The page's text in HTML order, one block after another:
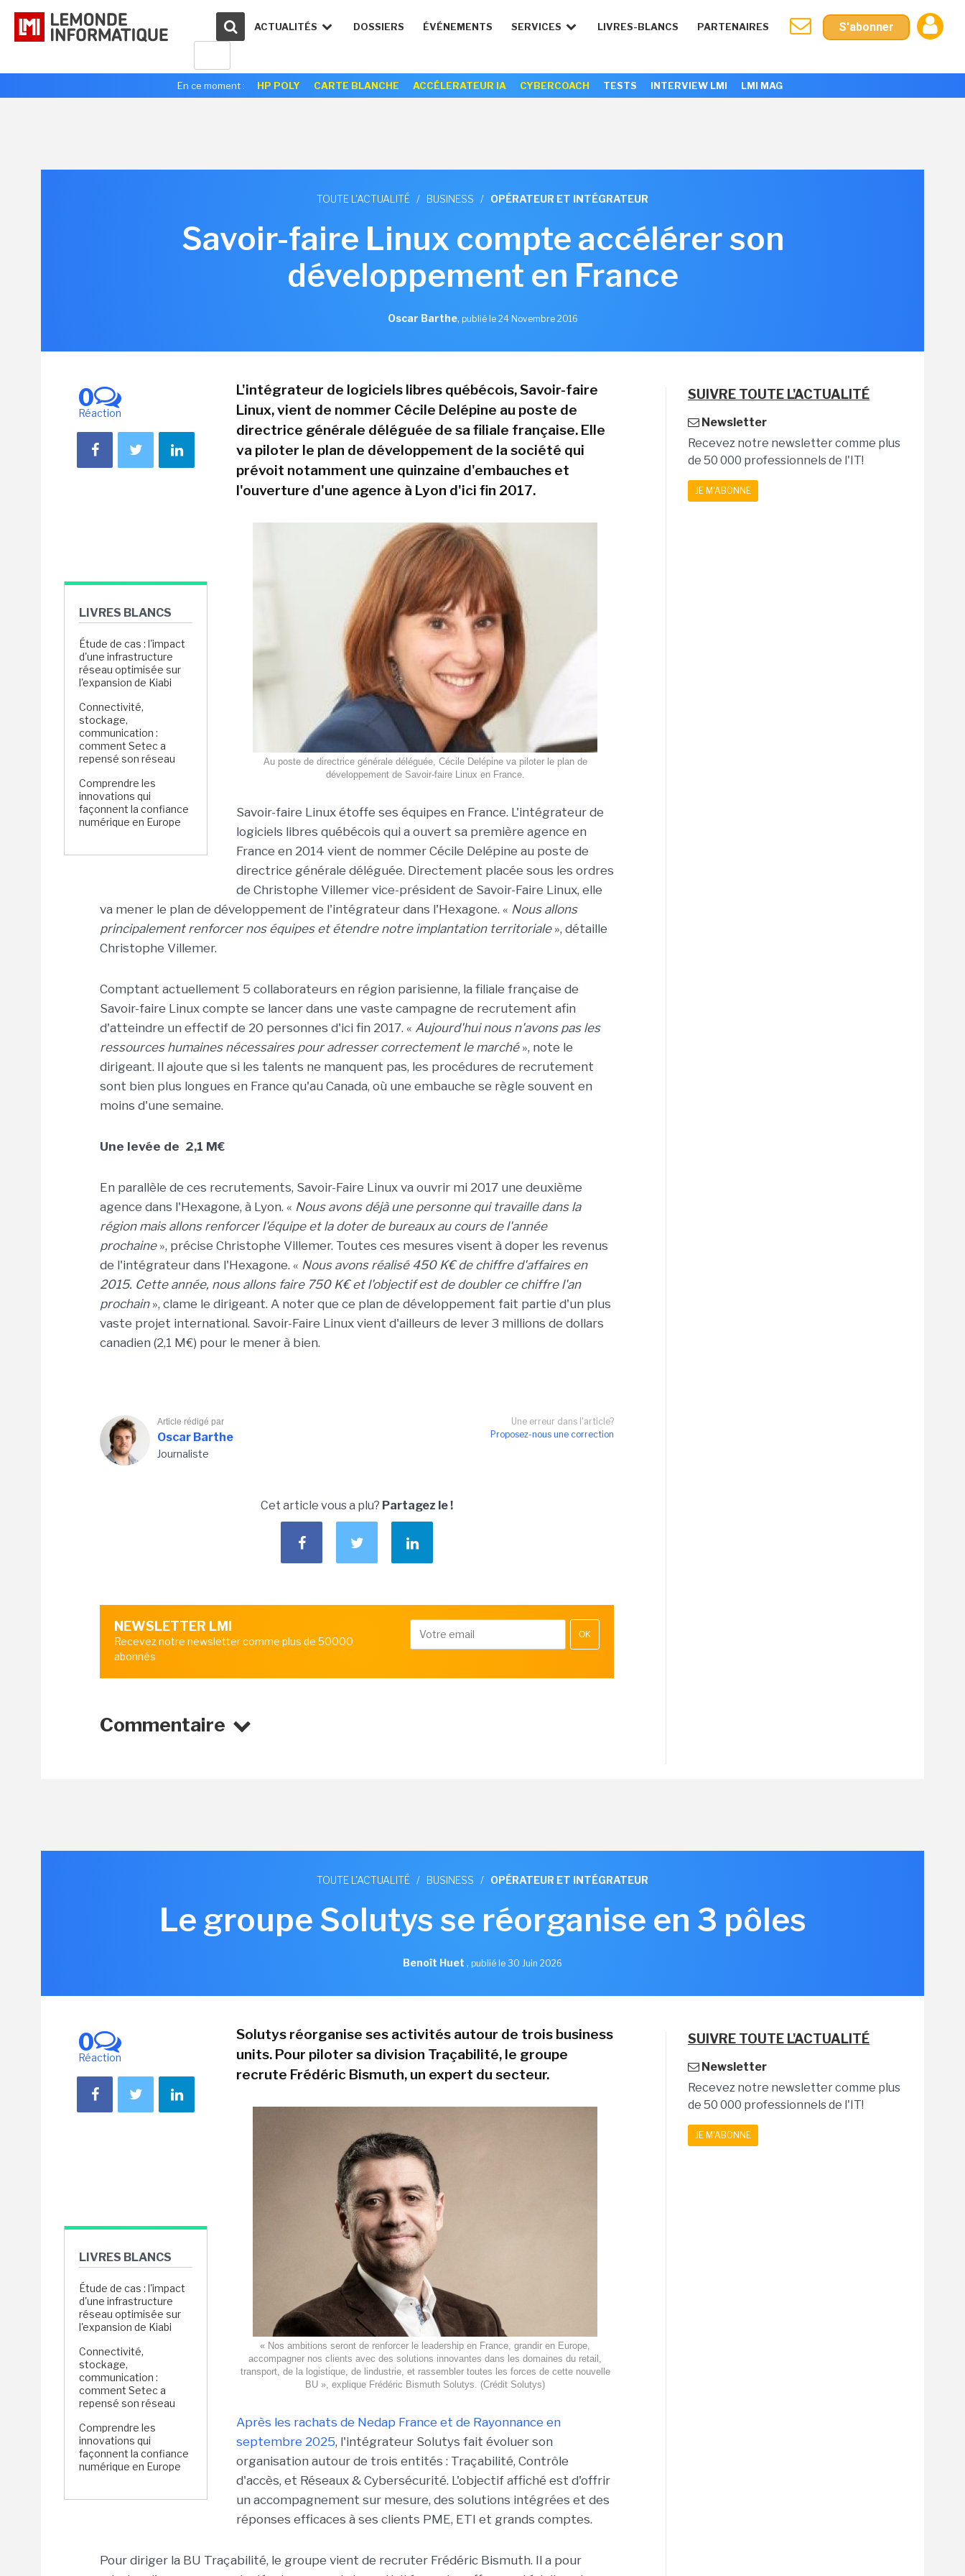
ACTUALITÉS DOSSIERS ÉVÉNEMENTS SERVICES LIVRES-BLANCS PARTENAIRES S'abonner
En ce moment : HP POLY CARTE BLANCHE ACCÉLERATEUR IA CYBERCOACH TESTS INTERVIEW LMI LMI MAG
TOUTE L'ACTUALITÉ / BUSINESS / OPÉRATEUR ET INTÉGRATEUR
Savoir-faire Linux compte accélérer son
développement en France
Oscar Barthe, publié le 24 Novembre 2016
0
Réaction
LIVRES BLANCS
Étude de cas : l'impact
d'une infrastructure
réseau optimisée sur
l'expansion de Kiabi
Connectivité,
stockage,
communication :
comment Setec a
repensé son réseau
Comprendre les
innovations qui
façonnent la confiance
numérique en Europe
L'intégrateur de logiciels libres québécois, Savoir-faire
Linux, vient de nommer Cécile Delépine au poste de
directrice générale déléguée de sa filiale française. Elle
va piloter le plan de développement de la société qui
prévoit notamment une quinzaine d'embauches et
l'ouverture d'une agence à Lyon d'ici fin 2017.
Au poste de directrice générale déléguée, Cécile Delépine va piloter le plan de
développement de Savoir-faire Linux en France.
Savoir-faire Linux étoffe ses équipes en France. L'intégrateur de
logiciels libres québécois qui a ouvert sa première agence en
France en 2014 vient de nommer Cécile Delépine au poste de
directrice générale déléguée. Directement placée sous les ordres
de Christophe Villemer vice-président de Savoir-Faire Linux, elle
va mener le plan de développement de l'intégrateur dans l'Hexagone. « Nous allons
principalement renforcer nos équipes et étendre notre implantation territoriale», détaille
Christophe Villemer.
Comptant actuellement 5 collaborateurs en région parisienne, la filiale française de
Savoir-faire Linux compte se lancer dans une vaste campagne de recrutement afin
d'atteindre un effectif de 20 personnes d'ici fin 2017. « Aujourd'hui nous n'avons pas les
ressources humaines nécessaires pour adresser correctement le marché», note le
dirigeant. Il ajoute que si les talents ne manquent pas, les procédures de recrutement
sont bien plus longues en France qu'au Canada, où une embauche se règle souvent en
moins d'une semaine.
Une levée de 2,1 M€
En parallèle de ces recrutements, Savoir-Faire Linux va ouvrir mi 2017 une deuxième
agence dans l'Hexagone, à Lyon. « Nous avons déjà une personne qui travaille dans la
région mais allons renforcer l'équipe et la doter de bureaux au cours de l'année
prochaine», précise Christophe Villemer. Toutes ces mesures visent à doper les revenus
de l'intégrateur dans l'Hexagone. « Nous avons réalisé 450 K€ de chiffre d'affaires en
2015. Cette année, nous allons faire 750 K€ et l'objectif est de doubler ce chiffre l'an
prochain», clame le dirigeant. A noter que ce plan de développement fait partie d'un plus
vaste projet international. Savoir-Faire Linux vient d'ailleurs de lever 3 millions de dollars
canadien (2,1 M€) pour le mener à bien.
Une erreur dans l'article?
Proposez-nous une correction
Article rédigé par
Oscar Barthe
Journaliste
Cet article vous a plu? Partagez le !
NEWSLETTER LMI
Recevez notre newsletter comme plus de 50000
abonnés
OK
Commentaire
SUIVRE TOUTE L'ACTUALITÉ
Newsletter
Recevez notre newsletter comme plus
de 50 000 professionnels de l'IT!
JE M'ABONNE
TOUTE L'ACTUALITÉ / BUSINESS / OPÉRATEUR ET INTÉGRATEUR
Le groupe Solutys se réorganise en 3 pôles
Benoît Huet , publié le 30 Juin 2026
0
Réaction
LIVRES BLANCS
Étude de cas : l'impact
d'une infrastructure
réseau optimisée sur
l'expansion de Kiabi
Connectivité,
stockage,
communication :
comment Setec a
repensé son réseau
Comprendre les
innovations qui
façonnent la confiance
numérique en Europe
Solutys réorganise ses activités autour de trois business
units. Pour piloter sa division Traçabilité, le groupe
recrute Frédéric Bismuth, un expert du secteur.
« Nos ambitions seront de renforcer le leadership en France, grandir en Europe,
accompagner nos clients avec des solutions innovantes dans les domaines du retail,
transport, de la logistique, de lindustrie, et rassembler toutes les forces de cette nouvelle
BU », explique Frédéric Bismuth Solutys. (Crédit Solutys)
Après les rachats de Nedap France et de Rayonnance en
septembre 2025, l'intégrateur Solutys fait évoluer son
organisation autour de trois entités : Traçabilité, Contrôle
d'accès, et Réseaux & Cybersécurité. L'objectif affiché est d'offrir
un accompagnement sur mesure, des solutions intégrées et des
réponses efficaces à ses clients PME, ETI et grands comptes.
Pour diriger la BU Traçabilité, le groupe vient de recruter Frédéric Bismuth. Il a pour
SUIVRE TOUTE L'ACTUALITÉ
Newsletter
Recevez notre newsletter comme plus
de 50 000 professionnels de l'IT!
JE M'ABONNE